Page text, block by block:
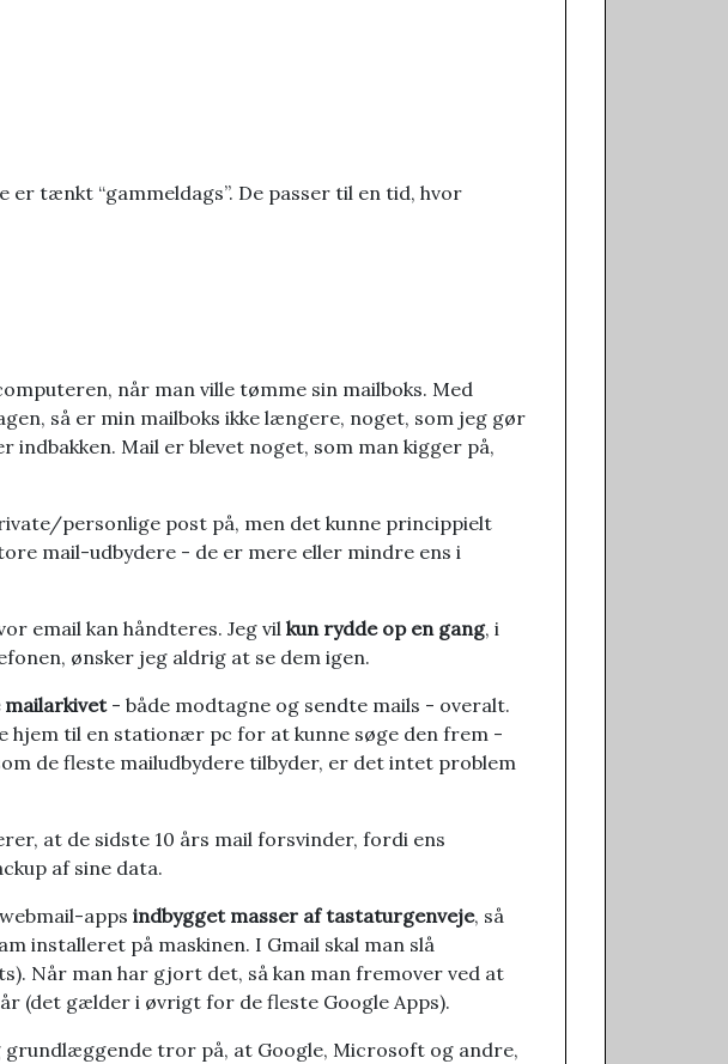
tænkt “gammeldags”. De passer til en tid, hvor
når man ville tømme sin mailboks. Med
så er min mailboks ikke længere, noget, som jeg gør
Mail er blevet noget, som man kigger på,
personlige post på, men det kunne princippielt
mail-udbydere - de er mere eller mindre ens i
email kan håndteres. Jeg vil kun rydde op en gang, i
ønsker jeg aldrig at se dem igen.
mailarkivet- både modtagne og sendte mails - overalt.
hjem til en stationær pc for at kunne søge den frem -
de fleste mailudbydere tilbyder, er det intet problem
at de sidste 10 års mail forsvinder, fordi ens
af sine data.
apps indbygget masser af tastaturgenveje, så
installeret på maskinen. I Gmail skal man slå
Når man har gjort det, så kan man fremover ved at
(det gælder i øvrigt for de fleste Google Apps).
grundlæggende tror på, at Google, Microsoft og andre,